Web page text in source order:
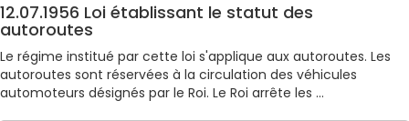
12.07.1956 Loi établissant le statut des
autoroutes
Le régime institué par cette loi s'applique aux autoroutes. Les
autoroutes sont réservées à la circulation des véhicules
automoteurs désignés par le Roi. Le Roi arrête les ...